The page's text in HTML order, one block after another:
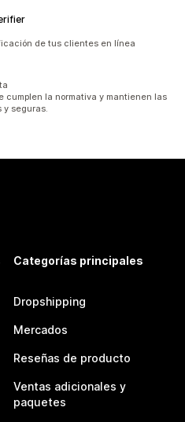
de tus clientes en línea
cumplen la normativa y mantienen las
y seguras.
Categorías principales
Dropshipping
Mercados
Reseñas de producto
Ventas adicionales y
paquetes